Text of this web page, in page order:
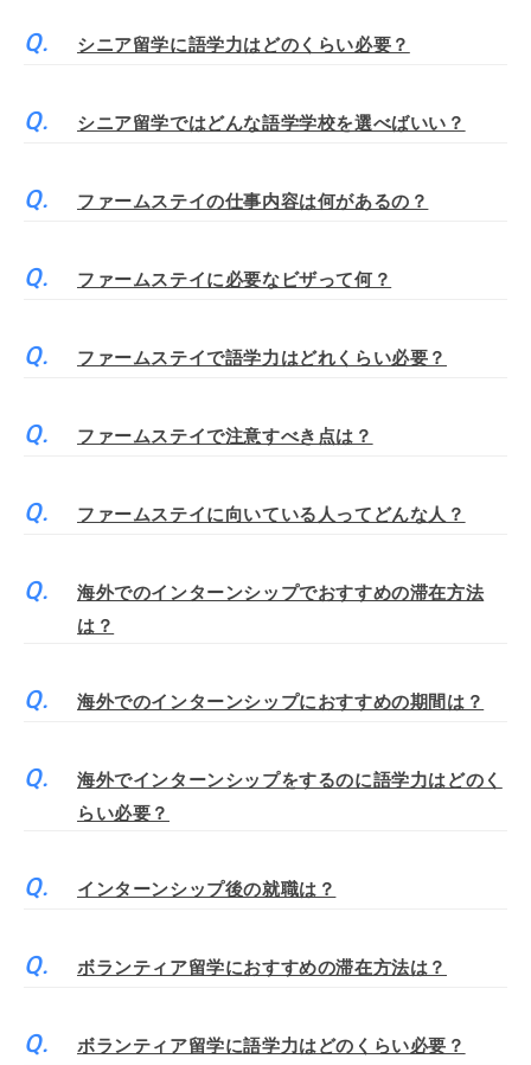
シニア留学に語学力はどのくらい必要？
シニア留学ではどんな語学学校を選べばいい？
ファームステイの仕事内容は何があるの？
ファームステイに必要なビザって何？
ファームステイで語学力はどれくらい必要？
ファームステイで注意すべき点は？
ファームステイに向いている人ってどんな人？
海外でのインターンシップでおすすめの滞在方法
は？
海外でのインターンシップにおすすめの期間は？
海外でインターンシップをするのに語学力はどのく
らい必要？
インターンシップ後の就職は？
ボランティア留学におすすめの滞在方法は？
ボランティア留学に語学力はどのくらい必要？